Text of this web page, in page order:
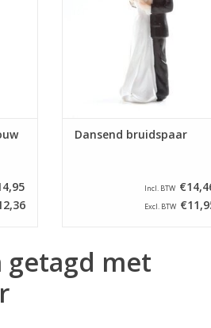
TOEVOEGEN AAN
Dansend bruidspaar
Incl. BTW
Excl. BTW
getagd met